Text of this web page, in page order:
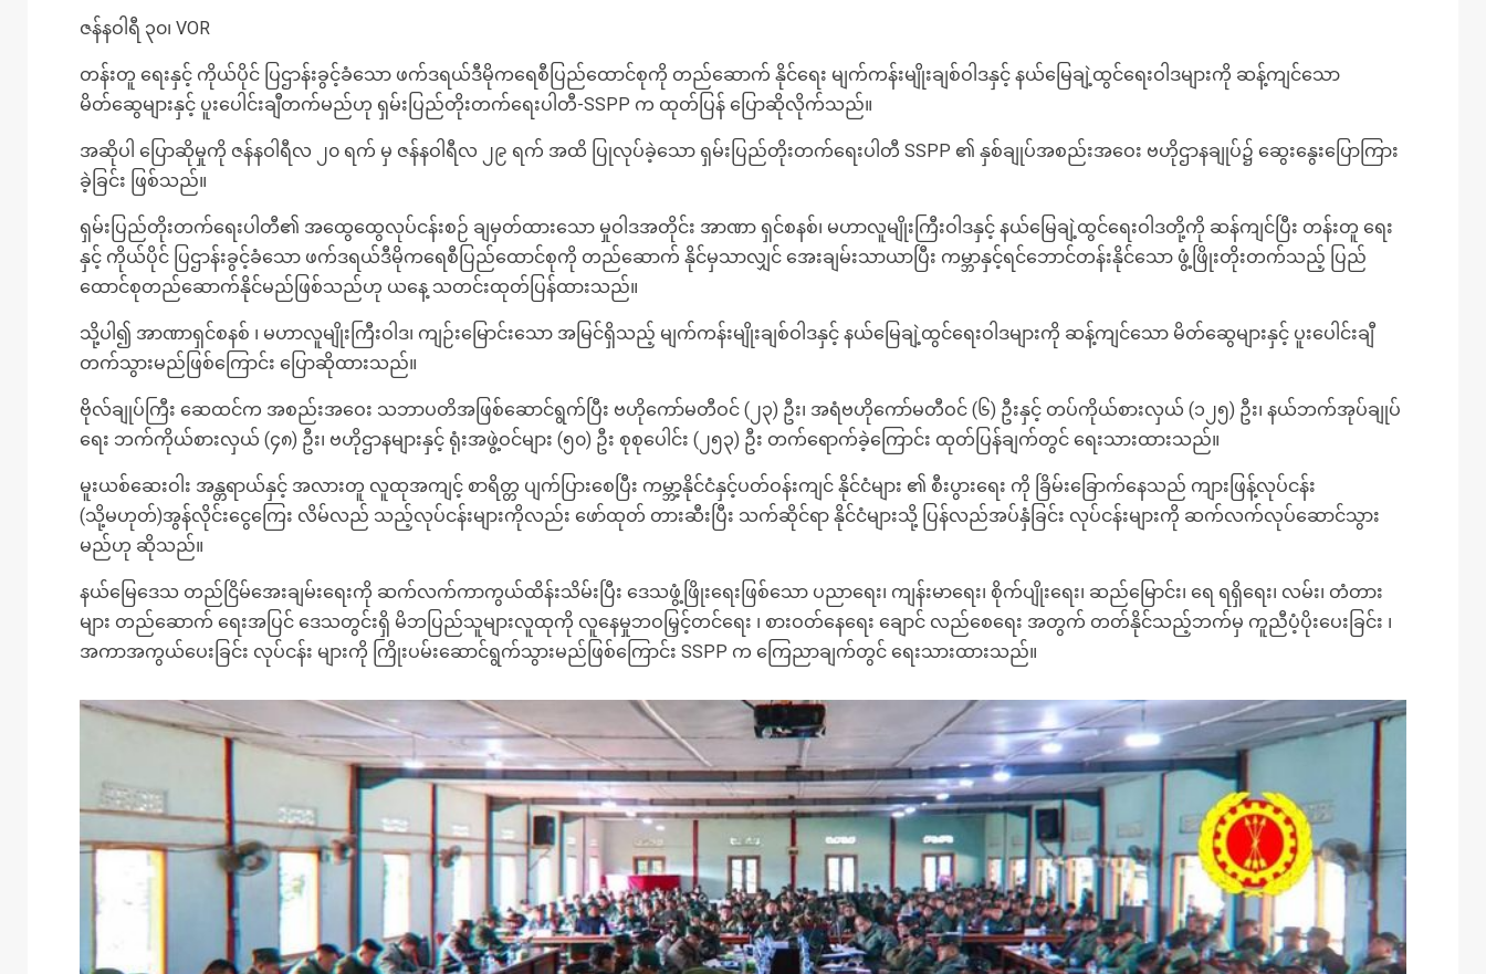
ဇန်နဝါရီ ၃၀၊ VOR
တန်းတူ ရေးနှင့် ကိုယ်ပိုင် ပြဌာန်းခွင့်ခံသော ဖက်ဒရယ်ဒီမိုကရေစီပြည်ထောင်စုကို တည်ဆောက် နိုင်ရေး မျက်ကန်းမျိုးချစ်ဝါဒနှင့် နယ်မြေချဲ့ထွင်ရေးဝါဒများကို ဆန့်ကျင်သော
မိတ်ဆွေများနှင့် ပူးပေါင်းချီတက်မည်ဟု ရှမ်းပြည်တိုးတက်ရေးပါတီ-SSPP က ထုတ်ပြန် ပြောဆိုလိုက်သည်။
အဆိုပါ ပြောဆိုမှုကို ဇန်နဝါရီလ ၂၀ ရက် မှ ဇန်နဝါရီလ ၂၉ ရက် အထိ ပြုလုပ်ခဲ့သော ရှမ်းပြည်တိုးတက်ရေးပါတီ SSPP ၏ နှစ်ချုပ်အစည်းအဝေး ဗဟိုဌာနချုပ်၌ ဆွေးနွေးပြောကြား
ခဲ့ခြင်း ဖြစ်သည်။
ရှမ်းပြည်တိုးတက်ရေးပါတီ၏ အထွေထွေလုပ်ငန်းစဉ် ချမှတ်ထားသော မှုဝါဒအတိုင်း အာဏာ ရှင်စနစ်၊ မဟာလူမျိုးကြီးဝါဒနှင့် နယ်မြေချဲ့ထွင်ရေးဝါဒတို့ကို ဆန်ကျင်ပြီး တန်းတူ ရေး
နှင့် ကိုယ်ပိုင် ပြဌာန်းခွင့်ခံသော ဖက်ဒရယ်ဒီမိုကရေစီပြည်ထောင်စုကို တည်ဆောက် နိုင်မှသာလျှင် အေးချမ်းသာယာပြီး ကမ္ဘာနှင့်ရင်ဘောင်တန်းနိုင်သော ဖွံ့ဖြိုးတိုးတက်သည့် ပြည်
ထောင်စုတည်ဆောက်နိုင်မည်ဖြစ်သည်ဟု ယနေ့ သတင်းထုတ်ပြန်ထားသည်။
သို့ပါ၍ အာဏာရှင်စနစ် ၊ မဟာလူမျိုးကြီးဝါဒ၊ ကျဉ်းမြောင်းသော အမြင်ရှိသည့် မျက်ကန်းမျိုးချစ်ဝါဒနှင့် နယ်မြေချဲ့ထွင်ရေးဝါဒများကို ဆန့်ကျင်သော မိတ်ဆွေများနှင့် ပူးပေါင်းချီ
တက်သွားမည်ဖြစ်ကြောင်း ပြောဆိုထားသည်။
ဗိုလ်ချုပ်ကြီး ဆေထင်က အစည်းအဝေး သဘာပတိအဖြစ်ဆောင်ရွက်ပြီး ဗဟိုကော်မတီဝင် (၂၃) ဦး၊ အရံဗဟိုကော်မတီဝင် (၆) ဦးနှင့် တပ်ကိုယ်စားလှယ် (၁၂၅) ဦး၊ နယ်ဘက်အုပ်ချုပ်
ရေး ဘက်ကိုယ်စားလှယ် (၄၈) ဦး၊ ဗဟိုဌာနများနှင့် ရုံးအဖွဲ့ဝင်များ (၅၀) ဦး စုစုပေါင်း (၂၅၃) ဦး တက်ရောက်ခဲ့ကြောင်း ထုတ်ပြန်ချက်တွင် ရေးသားထားသည်။
မူးယစ်ဆေးဝါး အန္တရာယ်နှင့် အလားတူ လူထုအကျင့် စာရိတ္တ ပျက်ပြားစေပြီး ကမ္ဘာ့နိုင်ငံနှင့်ပတ်ဝန်းကျင် နိုင်ငံများ ၏ စီးပွားရေး ကို ခြိမ်းခြောက်နေသည် ကျားဖြန့်လုပ်ငန်း
(သို့မဟုတ်)အွန်လိုင်းငွေကြေး လိမ်လည် သည့်လုပ်ငန်းများကိုလည်း ဖော်ထုတ် တားဆီးပြီး သက်ဆိုင်ရာ နိုင်ငံများသို့ ပြန်လည်အပ်နှံခြင်း လုပ်ငန်းများကို ဆက်လက်လုပ်ဆောင်သွား
မည်ဟု ဆိုသည်။
နယ်မြေဒေသ တည်ငြိမ်အေးချမ်းရေးကို ဆက်လက်ကာကွယ်ထိန်းသိမ်းပြီး ဒေသဖွံ့ဖြိုးရေးဖြစ်သော ပညာရေး၊ ကျန်းမာရေး၊ စိုက်ပျိုးရေး၊ ဆည်မြောင်း၊ ရေ ရရှိရေး၊ လမ်း၊ တံတား
များ တည်ဆောက် ရေးအပြင် ဒေသတွင်းရှိ မိဘပြည်သူများလူထုကို လူနေမှုဘဝမြှင့်တင်ရေး ၊ စားဝတ်နေရေး ချောင် လည်စေရေး အတွက် တတ်နိုင်သည့်ဘက်မှ ကူညီပံ့ပိုးပေးခြင်း ၊
အကာအကွယ်ပေးခြင်း လုပ်ငန်း များကို ကြိုးပမ်းဆောင်ရွက်သွားမည်ဖြစ်ကြောင်း SSPP က ကြေညာချက်တွင် ရေးသားထားသည်။